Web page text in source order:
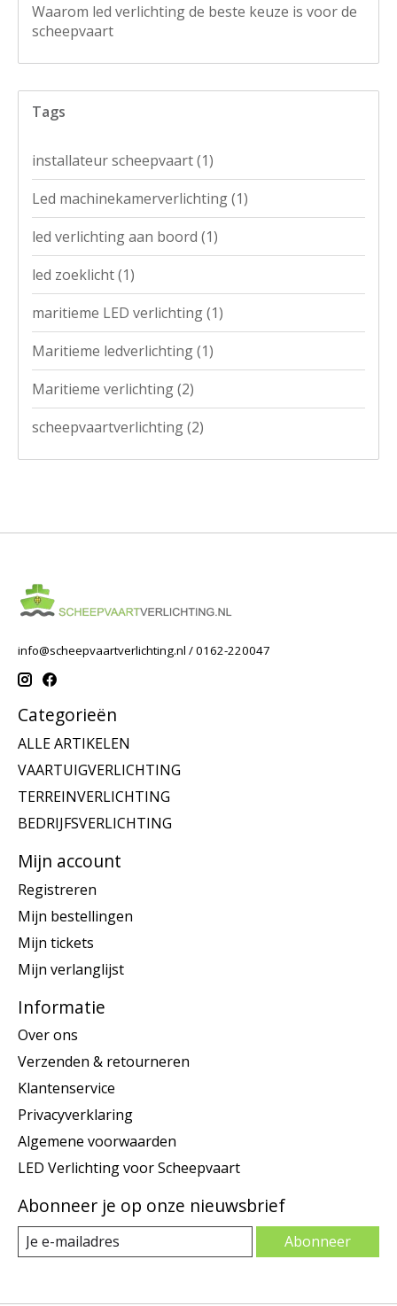
Waarom led verlichting de beste keuze is voor de
scheepvaart
Tags
installateur scheepvaart(1)
Led machinekamerverlichting(1)
led verlichting aan boord (1)
led zoeklicht(1)
maritieme LED verlichting(1)
Maritieme ledverlichting(1)
Maritieme verlichting(2)
scheepvaartverlichting(2)
info@scheepvaartverlichting.nl / 0162-220047
Categorieën
ALLE ARTIKELEN
VAARTUIGVERLICHTING
TERREINVERLICHTING
BEDRIJFSVERLICHTING
Mijn account
Registreren
Mijn bestellingen
Mijn tickets
Mijn verlanglijst
Informatie
Over ons
Verzenden & retourneren
Klantenservice
Privacyverklaring
Algemene voorwaarden
LED Verlichting voor Scheepvaart
Abonneer je op onze nieuwsbrief
Abonneer